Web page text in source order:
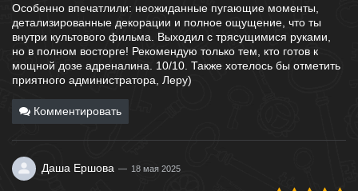
Особенно впечатлили: неожиданные пугающие моменты,
детализированные декорации и полное ощущение, что ты
внутри культового фильма. Выходил с трясущимися руками,
но в полном восторге! Рекомендую только тем, кто готов к
мощной дозе адреналина. 10/10. Также хотелось бы отметить
приятного администратора, Леру)
Комментировать
Даша Ершова 18 мая 2025